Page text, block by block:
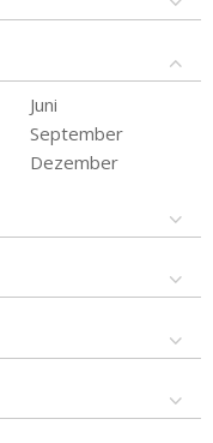
Juni
September
Dezember